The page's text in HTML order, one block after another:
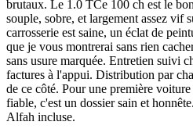
brutaux. Le 1.0 TCe 100 ch est le
souple, sobre, et largement assez vif
carrosserie est saine, un éclat de
que je vous montrerai sans rien
sans usure marquée. Entretien suivi
factures à l'appui. Distribution par
de ce côté. Pour une première
fiable, c'est un dossier sain et
Alfah incluse.